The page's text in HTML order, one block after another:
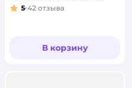
Рейтинг:
5 42 отзыва
В корзину